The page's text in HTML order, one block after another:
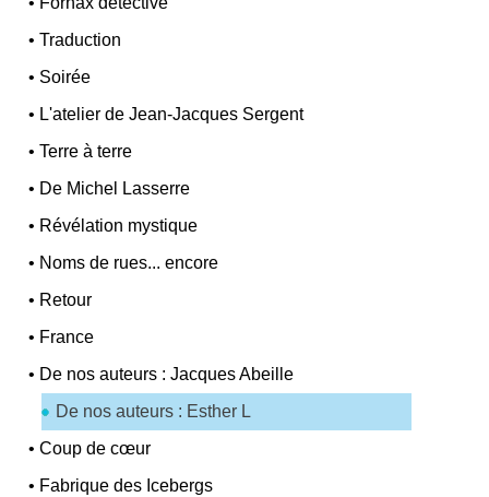
•Traduction
• Soirée
• L'atelier de Jean-Jacques Sergent
•Terre à terre
• De Michel Lasserre
• Révélation mystique
• Noms de rues... encore
• Retour
• France
• De nos auteurs : Jacques Abeille
De nos auteurs : Esther L
•Coup de cœur
• Fabrique des Icebergs